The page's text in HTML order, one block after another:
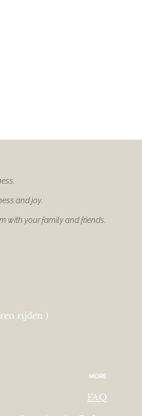
and joy.
with your family and friends.
rijden )
MORE
FAQ